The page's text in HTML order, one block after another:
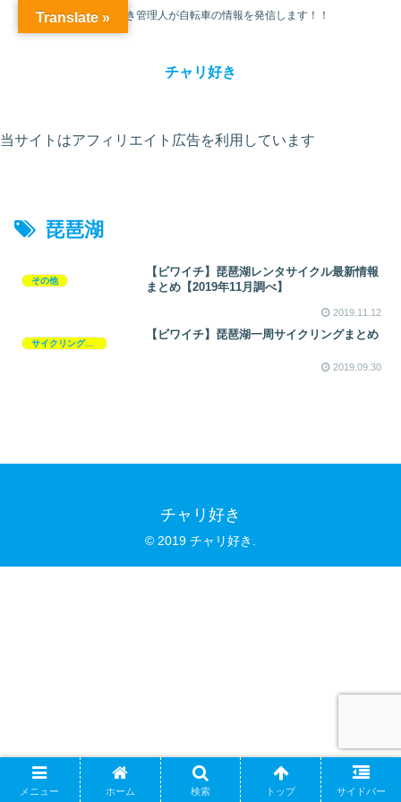
チャリ大好き管理人が自転車の情報を発信します！！
チャリ好き
当サイトはアフィリエイト広告を利用しています
琵琶湖
その他
【ビワイチ】琵琶湖レンタサイクル最新情報
まとめ【2019年11月調べ】
2019.11.12
サイクリングコース
【ビワイチ】琵琶湖一周サイクリングまとめ
2019.09.30
チャリ好き
© 2019 チャリ好き.
メニュー ホーム 検索 トップ サイドバー
Translate »